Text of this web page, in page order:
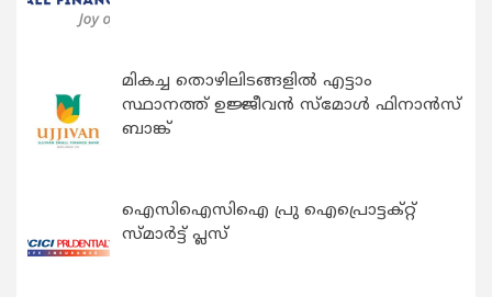
മികച്ച തൊഴിലിടങ്ങളിൽ എട്ടാം
സ്ഥാനത്ത് ഉജ്ജീവൻ സ്മോൾ ഫിനാൻസ്
ബാങ്ക്
ഐസിഐസിഐ പ്രു ഐപ്രൊട്ടക്റ്റ്
സ്മാർട്ട് പ്ലസ്